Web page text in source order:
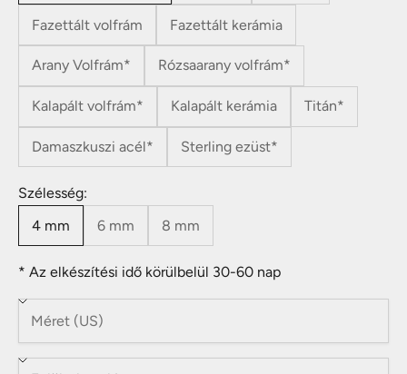
Fazettált volfrám Fazettált kerámia
Arany Volfrám* Rózsaarany volfrám*
Kalapált volfrám* Kalapált kerámia Titán*
Damaszkuszi acél* Sterling ezüst*
Szélesség:
4 mm
6 mm 8 mm
* Az elkészítési idő körülbelül 30-60 nap